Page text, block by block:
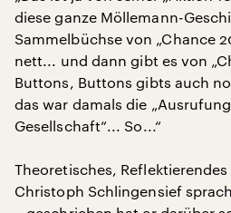
diese ganze Möllemann-
Sammelbüchse von „Chance
nett... und dann gibt es von
Buttons, Buttons gibts auch
das war damals die
Gesellschaft“... So...“
Theoretisches,
Christoph Schlingensief